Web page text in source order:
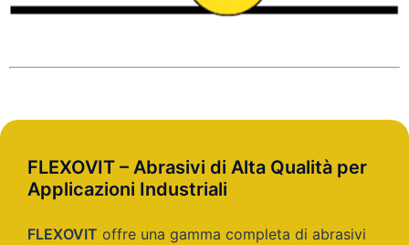
FLEXOVIT – Abrasivi di Alta Qualità per
Applicazioni Industriali
FLEXOVIT offre una gamma completa di abrasivi